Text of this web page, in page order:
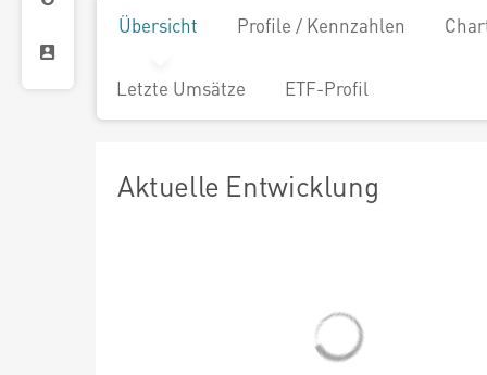
Übersicht Profile / Kennzahlen
Letzte Umsätze ETF-Profil
Aktuelle Entwicklung